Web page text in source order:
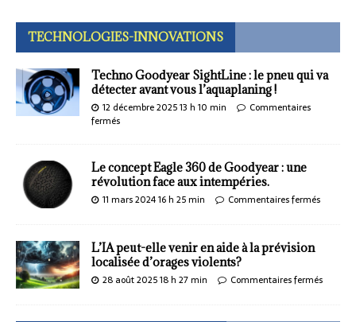
TECHNOLOGIES-INNOVATIONS
Techno Goodyear SightLine : le pneu qui va
détecter avant vous l’aquaplaning !
12 décembre 2025 13 h 10 min
Commentaires
fermés
Le concept Eagle 360 de Goodyear : une
révolution face aux intempéries.
11 mars 2024 16 h 25 min Commentaires fermés
L’IA peut-elle venir en aide à la prévision
localisée d’orages violents?
28 août 2025 18 h 27 min Commentaires fermés